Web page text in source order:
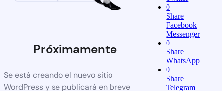
Próximamente
Se está creando el nuevo sitio
WordPress y se publicará en breve
0
Share
Facebook
Messenger
0
Share
WhatsApp
0
Share
Telegram